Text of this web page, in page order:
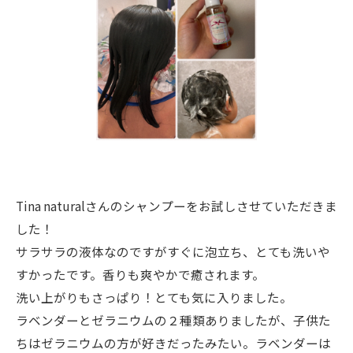
Tina naturalさんのシャンプーをお試しさせていただきま
した！
サラサラの液体なのですがすぐに泡立ち、とても洗いや
すかったです。香りも爽やかで癒されます。
洗い上がりもさっぱり！とても気に入りました。
ラベンダーとゼラニウムの２種類ありましたが、子供た
ちはゼラニウムの方が好きだったみたい。ラベンダーは